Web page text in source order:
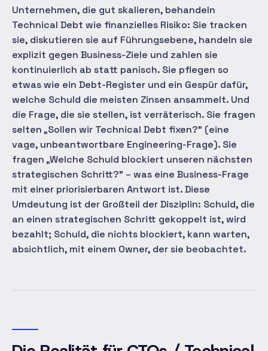
Unternehmen, die gut skalieren, behandeln
Technical Debt wie finanzielles Risiko: Sie tracken
sie, diskutieren sie auf Führungsebene, handeln sie
explizit gegen Business-Ziele und zahlen sie
kontinuierlich ab statt panisch. Sie pflegen so
etwas wie ein Debt-Register und ein Gespür dafür,
welche Schuld die meisten Zinsen ansammelt. Und
die Frage, die sie stellen, ist verräterisch. Sie fragen
selten „Sollen wir Technical Debt fixen?" (eine
vage, unbeantwortbare Engineering-Frage). Sie
fragen „Welche Schuld blockiert unseren nächsten
strategischen Schritt?" – was eine Business-Frage
mit einer priorisierbaren Antwort ist. Diese
Umdeutung ist der Großteil der Disziplin: Schuld, die
an einen strategischen Schritt gekoppelt ist, wird
bezahlt; Schuld, die nichts blockiert, kann warten,
absichtlich, mit einem Owner, der sie beobachtet.